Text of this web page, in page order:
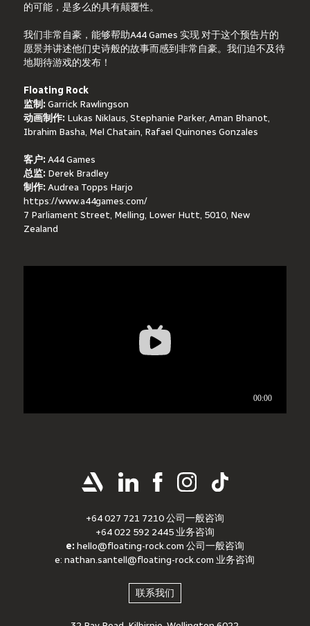
的可能，是多么的具有颠覆性。
我们非常自豪，能够帮助A44 Games 实现 对于这个预告片的
愿景并讲述他们史诗般的故事而感到非常自豪。我们迫不及待
地期待游戏的发布！
Floating Rock
监制: Garrick Rawlingson
动画制作: Lukas Niklaus, Stephanie Parker, Aman Bhanot,
Ibrahim Basha, Mel Chatain, Rafael Quinones Gonzales
客户: A44 Games
总监: Derek Bradley
制作: Audrea Topps Harjo
https://www.a44games.com/
7 Parliament Street, Melling, Lower Hutt, 5010, New
Zealand
+64 027 721 7210 公司一般咨询
+64 022 592 2445 业务咨询
e: hello@floating-rock.com 公司一般咨询
e:nathan.santell@floating-rock.com 业务咨询
联系我们